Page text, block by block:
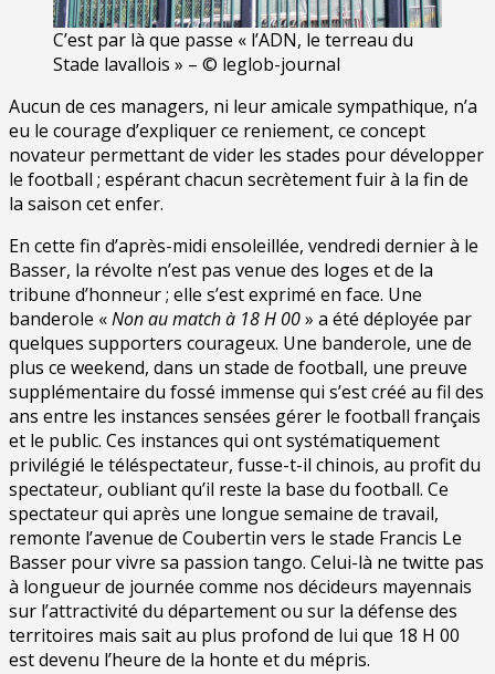
C’est par là que passe « l’ADN, le terreau du
Stade lavallois » – © leglob-journal
Aucun de ces managers, ni leur amicale sympathique, n’a
eu le courage d’expliquer ce reniement, ce concept
novateur permettant de vider les stades pour développer
le football ; espérant chacun secrètement fuir à la fin de
la saison cet enfer.
En cette fin d’après-midi ensoleillée, vendredi dernier à le
Basser, la révolte n’est pas venue des loges et de la
tribune d’honneur ; elle s’est exprimé en face. Une
banderole «Non au match à 18 H 00» a été déployée par
quelques supporters courageux. Une banderole, une de
plus ce weekend, dans un stade de football, une preuve
supplémentaire du fossé immense qui s’est créé au fil des
ans entre les instances sensées gérer le football français
et le public. Ces instances qui ont systématiquement
privilégié le téléspectateur, fusse-t-il chinois, au profit du
spectateur, oubliant qu’il reste la base du football. Ce
spectateur qui après une longue semaine de travail,
remonte l’avenue de Coubertin vers le stade Francis Le
Basser pour vivre sa passion tango. Celui-là ne twitte pas
à longueur de journée comme nos décideurs mayennais
sur l’attractivité du département ou sur la défense des
territoires mais sait au plus profond de lui que 18 H 00
est devenu l’heure de la honte et du mépris.